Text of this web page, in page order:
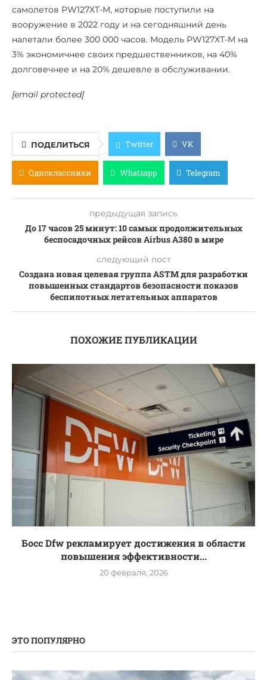
самолетов PW127XT-M, которые поступили на
вооружение в 2022 году и на сегодняшний день
налетали более 300 000 часов. Модель PW127XT-M на
3% экономичнее своих предшественников, на 40%
долговечнее и на 20% дешевле в обслуживании.
[email protected]
ПОДЕЛИТЬСЯ Twitter VK
Одноклассники Whatsapp Telegram
предыдущая запись
До 17 часов 25 минут: 10 самых продолжительных
беспосадочных рейсов Airbus A380 в мире
следующий пост
Создана новая целевая группа ASTM для разработки
повышенных стандартов безопасности показов
беспилотных летательных аппаратов
ПОХОЖИЕ ПУБЛИКАЦИИ
Босс Dfw рекламирует достижения в области
повышения эффективности...
20 февраля, 2026
ЭТО ПОПУЛЯРНО